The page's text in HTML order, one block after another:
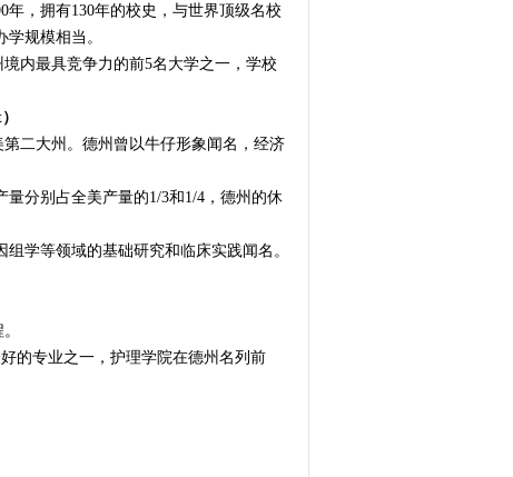
年，拥有130年的校史，与世界顶级名校
规模相当。
内最具竞争力的前5名大学之一，学校
二大州。德州曾以牛仔形象闻名，经济
分别占全美产量的1/3和1/4，德州的休
学等领域的基础研究和临床实践闻名。
的专业之一，护理学院在德州名列前